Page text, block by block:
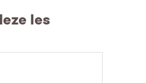
les